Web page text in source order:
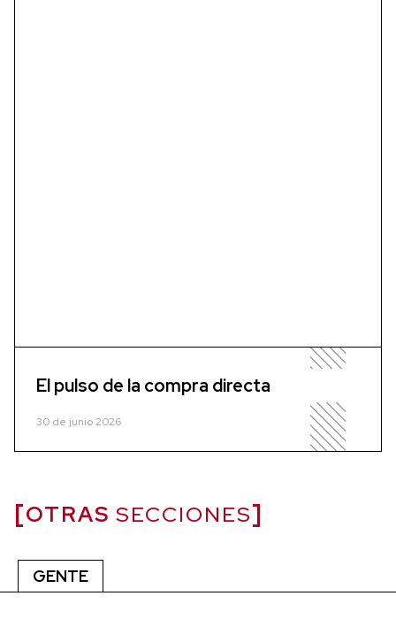
El pulso de la compra directa
30 de junio 2026
OTRAS SECCIONES
GENTE